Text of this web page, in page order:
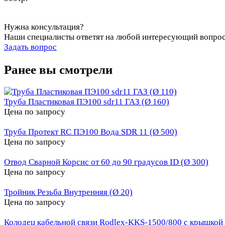
Нужна консультация?
Наши специалисты ответят на любой интересующий вопрос
Задать вопрос
Ранее вы смотрели
Труба Пластиковая ПЭ100 sdr11 ГАЗ (Ø 160)
Цена по запросу
Труба Протект RC ПЭ100 Вода SDR 11 (Ø 500)
Цена по запросу
Отвод Сварной Корсис от 60 до 90 градусов ID (Ø 300)
Цена по запросу
Тройник Резьба Внутренняя (Ø 20)
Цена по запросу
Колодец кабельной связи Rodlex-KKS-1500/800 с крышкой